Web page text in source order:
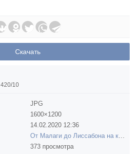
Скачать
420/10
JPG
1600×1200
14.02.2020 12:36
373 просмотра